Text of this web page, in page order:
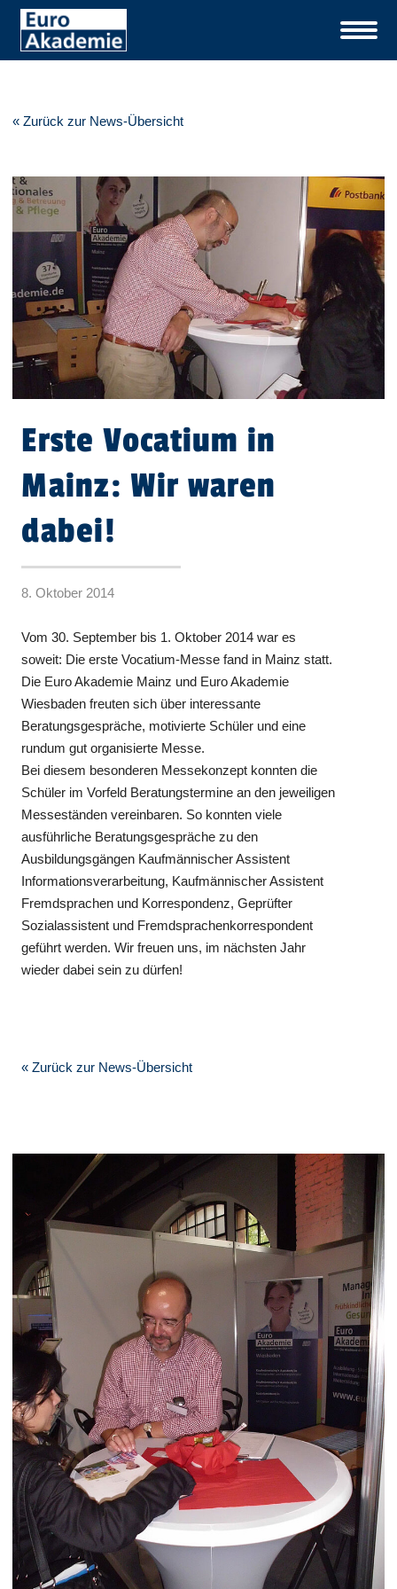
« Zurück zur News-Übersicht
Erste Vocatium in
Mainz: Wir waren
dabei!
8. Oktober 2014
Vom 30. September bis 1. Oktober 2014 war es
soweit: Die erste Vocatium-Messe fand in Mainz statt.
Die Euro Akademie Mainz und Euro Akademie
Wiesbaden freuten sich über interessante
Beratungsgespräche, motivierte Schüler und eine
rundum gut organisierte Messe.
Bei diesem besonderen Messekonzept konnten die
Schüler im Vorfeld Beratungstermine an den jeweiligen
Messeständen vereinbaren. So konnten viele
ausführliche Beratungsgespräche zu den
Ausbildungsgängen Kaufmännischer Assistent
Informationsverarbeitung, Kaufmännischer Assistent
Fremdsprachen und Korrespondenz, Geprüfter
Sozialassistent und Fremdsprachenkorrespondent
geführt werden. Wir freuen uns, im nächsten Jahr
wieder dabei sein zu dürfen!
« Zurück zur News-Übersicht